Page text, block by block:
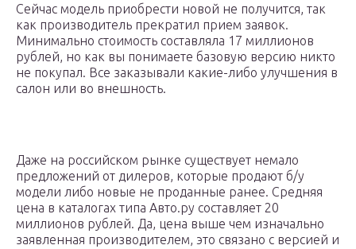
Сейчас модель приобрести новой не получится, так
как производитель прекратил прием заявок.
Минимально стоимость составляла 17 миллионов
рублей, но как вы понимаете базовую версию никто
не покупал. Все заказывали какие-либо улучшения в
салон или во внешность.
Даже на российском рынке существует немало
предложений от дилеров, которые продают б/у
модели либо новые не проданные ранее. Средняя
цена в каталогах типа Авто.ру составляет 20
миллионов рублей. Да, цена выше чем изначально
заявленная производителем, это связано с версией и